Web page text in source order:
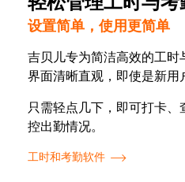
设置简单，使用更简单
吉贝儿专为简洁高效的工时
界面清晰直观，即使是新用
只需轻点几下，即可打卡
控出勤情况。
工时和考勤软件